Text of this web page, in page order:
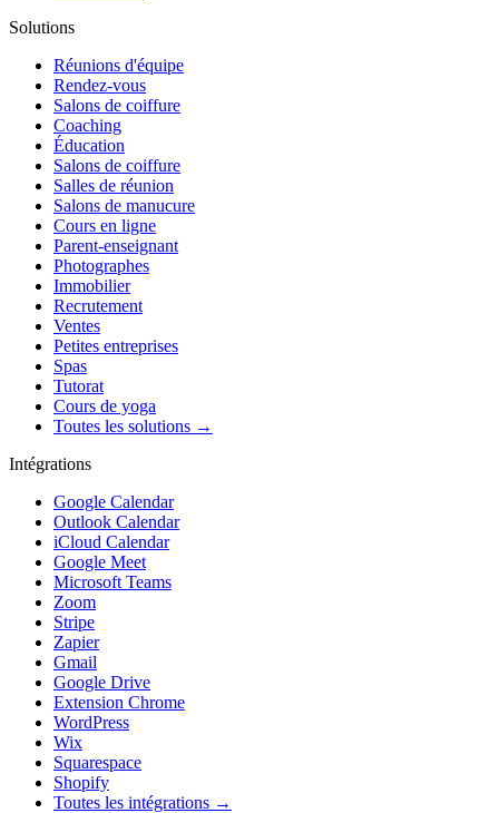
Solutions
Réunions d'équipe
Rendez-vous
Salons de coiffure
Coaching
Éducation
Salons de coiffure
Salles de réunion
Salons de manucure
Cours en ligne
Parent-enseignant
Photographes
Immobilier
Recrutement
Ventes
Petites entreprises
Spas
Tutorat
Cours de yoga
Toutes les solutions →
Intégrations
Google Calendar
Outlook Calendar
iCloud Calendar
Google Meet
Microsoft Teams
Zoom
Stripe
Zapier
Gmail
Google Drive
Extension Chrome
WordPress
Wix
Squarespace
Shopify
Toutes les intégrations →